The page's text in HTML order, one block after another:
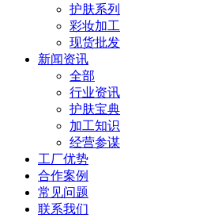
护肤系列
彩妆加工
现货批发
新闻资讯
全部
行业资讯
护肤宝典
加工知识
经营参谋
工厂优势
合作案例
常见问题
联系我们